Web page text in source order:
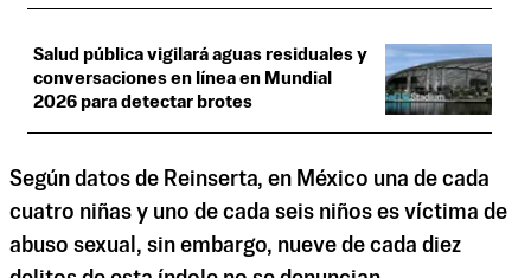
Salud pública vigilará aguas residuales y
conversaciones en línea en Mundial
2026 para detectar brotes
Según datos de Reinserta, en México una de cada
cuatro niñas y uno de cada seis niños es víctima de
abuso sexual, sin embargo, nueve de cada diez